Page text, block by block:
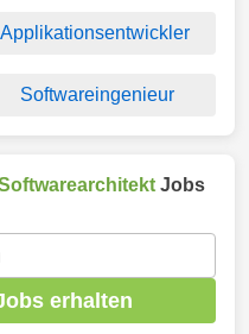
Applikationsentwickler
Softwareingenieur
Jobs
erhalten